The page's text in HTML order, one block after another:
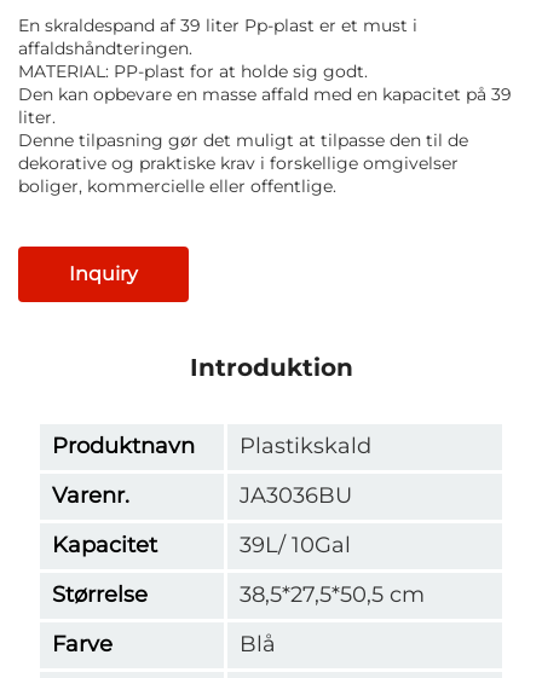
En skraldespand af 39 liter Pp-plast er et must i
affaldshåndteringen.
MATERIAL: PP-plast for at holde sig godt.
Den kan opbevare en masse affald med en kapacitet på 39
liter.
Denne tilpasning gør det muligt at tilpasse den til de
dekorative og praktiske krav i forskellige omgivelser
boliger, kommercielle eller offentlige.
Inquiry
Introduktion
Produktnavn
Plastikskald
Varenr.
JA3036BU
Kapacitet
39L/ 10Gal
Størrelse
38,5*27,5*50,5 cm
Farve
Blå